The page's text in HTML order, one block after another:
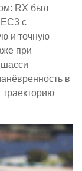
RX был
с
и точную
при
в
траекторию